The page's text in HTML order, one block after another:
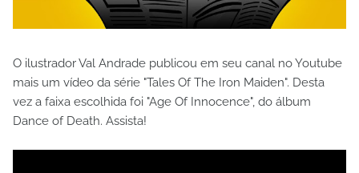
O ilustrador Val Andrade publicou em seu canal no Youtube
mais um vídeo da série "Tales Of The Iron Maiden". Desta
vez a faixa escolhida foi "Age Of Innocence", do álbum
Dance of Death. Assista!